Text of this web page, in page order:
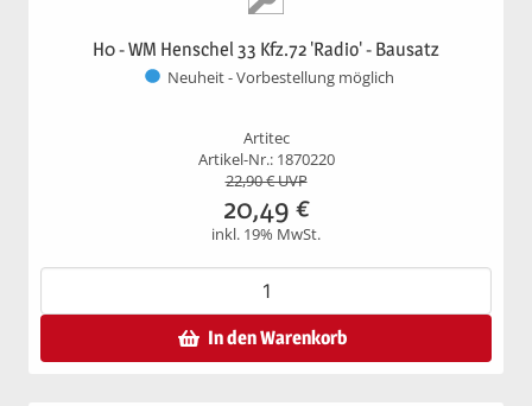
H0 - WM Henschel 33 Kfz.72 'Radio' - Bausatz
Neuheit - Vorbestellung möglich
Artitec
Artikel-Nr.: 1870220
22,90€ UVP
20,49 €
inkl. 19% MwSt.
In den Warenkorb